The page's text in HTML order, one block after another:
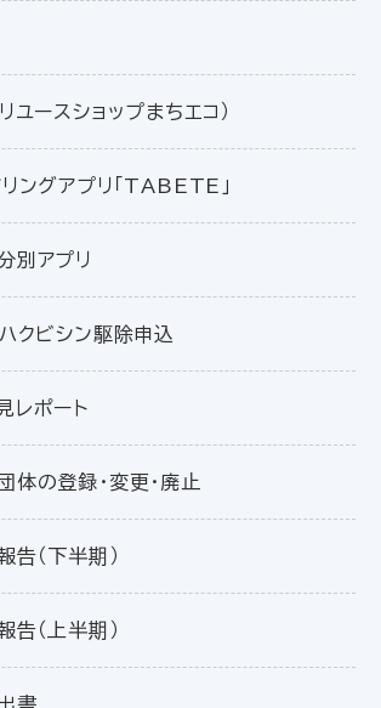
ユースショップまちエコ）
リングアプリ「TABETE」
別アプリ
ハクビシン駆除申込
レポート
体の登録・変更・廃止
告（下半期）
告（上半期）
書